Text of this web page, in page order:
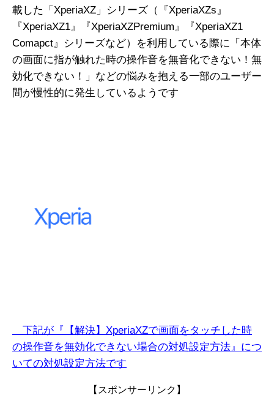
載した「XperiaXZ」シリーズ（『XperiaXZs』
『XperiaXZ1』『XperiaXZPremium』『XperiaXZ1
Comapct』シリーズなど）を利用している際に「本体
の画面に指が触れた時の操作音を無音化できない！無
効化できない！」などの悩みを抱える一部のユーザー
間が慢性的に発生しているようです
下記が『【解決】XperiaXZで画面をタッチした時
の操作音を無効化できない場合の対処設定方法』につ
いての対処設定方法です
【スポンサーリンク】